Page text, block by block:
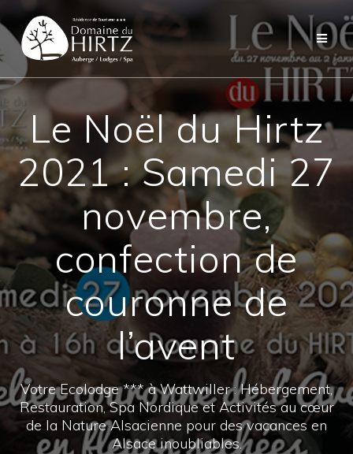
to
content
Le Noël du Hirtz
2021 : Samedi 27
novembre,
confection de
couronne de
l’avent
Votre Ecolodge *** à Wattwiller : Hébergement,
Restauration, Spa Nordique et Activités au cœur
de la Nature Alsacienne pour des vacances en
Alsace inoubliables.